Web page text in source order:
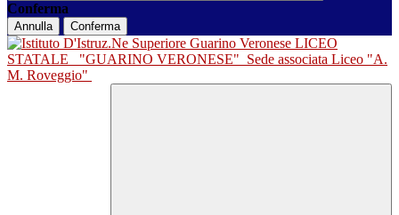
Conferma
Annulla Conferma
LICEO
STATALE
"GUARINO VERONESE" Sede associata Liceo "A.
M. Roveggio"